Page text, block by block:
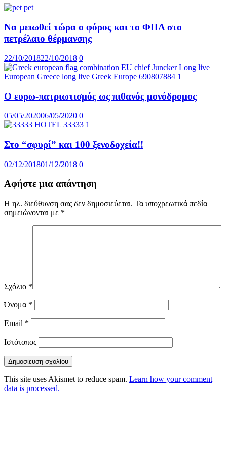
Να μειωθεί τώρα ο φόρος και το ΦΠΑ στο
πετρέλαιο θέρμανσης
22/10/201822/10/2018 0
Ο ευρω-πατριωτισμός ως πιθανός μονόδρομος
05/05/202006/05/2020 0
Στο “σφυρί” και 100 ξενοδοχεία!!
02/12/201801/12/2018 0
Αφήστε μια απάντηση
Η ηλ. διεύθυνση σας δεν δημοσιεύεται. Τα υποχρεωτικά πεδία
σημειώνονται με *
Σχόλιο *
Όνομα *
Email *
Ιστότοπος
This site uses Akismet to reduce spam. Learn how your comment
data is processed.